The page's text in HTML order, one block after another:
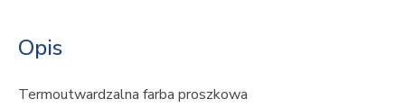
Opis
Termoutwardzalna farba proszkowa